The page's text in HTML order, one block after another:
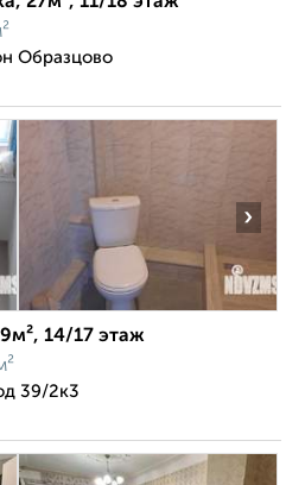
Образцово
›
14/17 этаж
39/2к3